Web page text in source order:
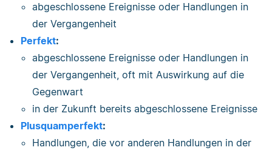
abgeschlossene Ereignisse oder Handlungen in
der Vergangenheit
Perfekt:
abgeschlossene Ereignisse oder Handlungen in
der Vergangenheit, oft mit Auswirkung auf die
Gegenwart
in der Zukunft bereits abgeschlossene Ereignisse
Plusquamperfekt:
Handlungen, die vor anderen Handlungen in der